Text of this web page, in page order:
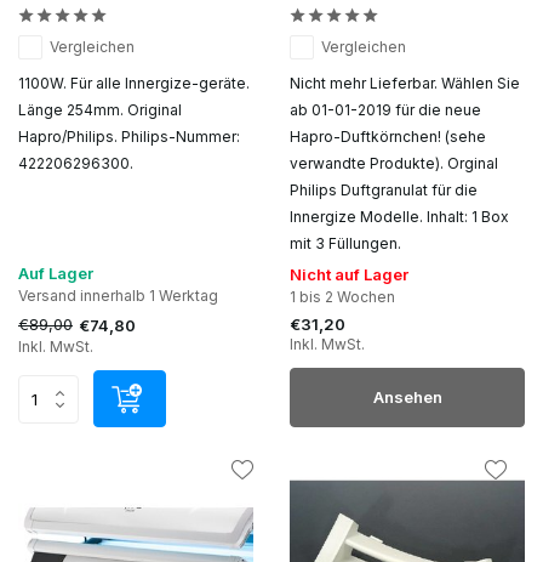
Vergleichen
1100W. Für alle Innergize-geräte.
Länge 254mm. Original
Hapro/Philips. Philips-Nummer:
422206296300.
Auf Lager
Versand innerhalb 1 Werktag
€89,00 €74,80
Inkl. MwSt.
Vergleichen
Nicht mehr Lieferbar. Wählen Sie
ab 01-01-2019 für die neue
Hapro-Duftkörnchen! (sehe
verwandte Produkte). Orginal
Philips Duftgranulat für die
Innergize Modelle. Inhalt: 1 Box
mit 3 Füllungen.
Nicht auf Lager
1 bis 2 Wochen
€31,20
Inkl. MwSt.
Ansehen